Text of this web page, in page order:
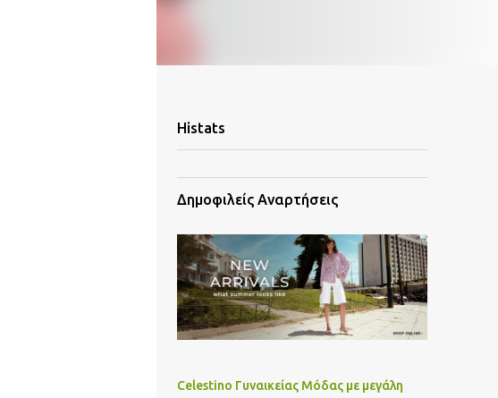
Histats
Δημοφιλείς Αναρτήσεις
Celestino Γυναικείας Μόδας με μεγάλη